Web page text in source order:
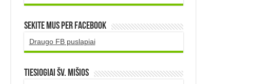
Sekite mus per Facebook
Draugo FB puslapiai
TIESIOGIAI šv. MIŠIOS